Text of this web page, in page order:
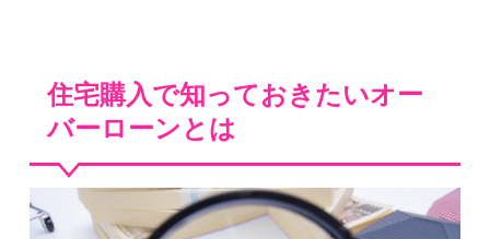
住宅購入で知っておきたいオー
バーローンとは